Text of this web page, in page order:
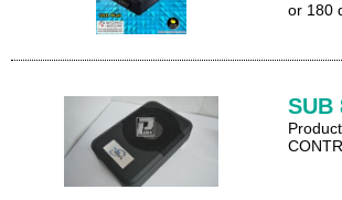
or 180
SUB